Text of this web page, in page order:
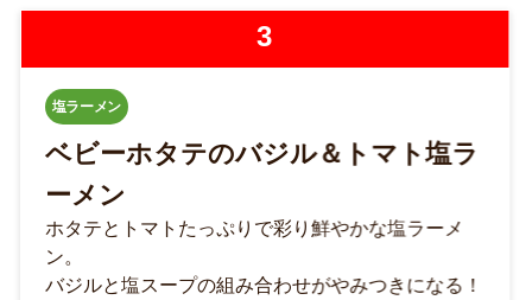
4
しょうゆラーメン
5分で作れる五目あんかけかた焼き
そば
簡単調理のかた焼きそば！
麺の外側はモチっと、内側はパリっと、2種類の麺
の食感をお楽しみください。